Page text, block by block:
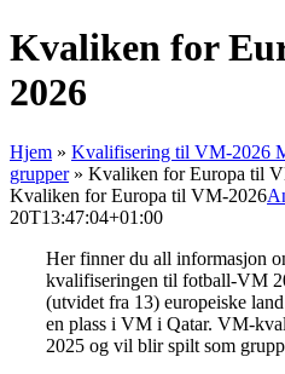
Kvaliken for
2026
Hjem » Kvalifisering til VM-2026
grupper» Kvaliken for Europa til
Kvaliken for Europa til VM-2026
20T13:47:04+01:00
Her finner du all informasjon
kvalifiseringen til fotball-VM
(utvidet fra 13) europeiske
en plass i VM i Qatar. VM-
2025 og vil blir spilt som